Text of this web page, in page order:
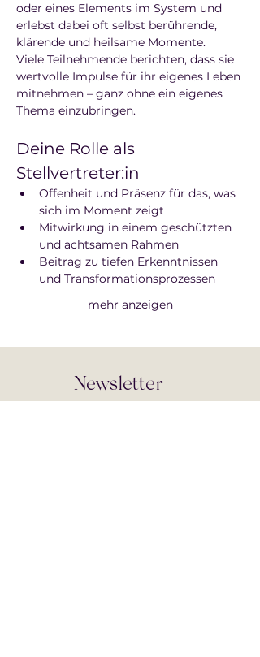
oder eines Elements im System und
erlebst dabei oft selbst berührende,
klärende und heilsame Momente.
Viele Teilnehmende berichten, dass sie
wertvolle Impulse für ihr eigenes Leben
mitnehmen – ganz ohne ein eigenes
Thema einzubringen.
Deine Rolle als
Stellvertreter:in
Offenheit und Präsenz für das, was
sich im Moment zeigt
Mitwirkung in einem geschützten
und achtsamen Rahmen
Beitrag zu tiefen Erkenntnissen
und Transformationsprozessen
mehr anzeigen
Newsletter
Aktuelle Blog-Beiträge & Termine